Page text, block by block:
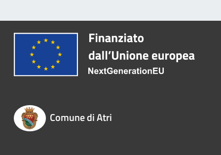
Comune di Atri